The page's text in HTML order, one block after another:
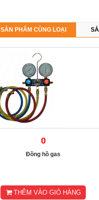
SẢN PHẨM CÙNG LOẠI
0
Đồng hồ gas
THÊM VÀO GIỎ HÀNG